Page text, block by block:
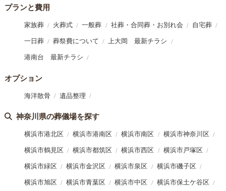
プランと費用
家族葬 火葬式 一般葬 社葬・合同葬・お別れ会 自宅葬
一日葬 葬祭費について 上大岡 最新チラシ
港南台 最新チラシ
オプション
海洋散骨 遺品整理
神奈川県の葬儀場を探す
横浜市港北区 横浜市港南区 横浜市南区 横浜市神奈川区
横浜市鶴見区 横浜市都筑区 横浜市西区 横浜市戸塚区
横浜市緑区 横浜市金沢区 横浜市泉区 横浜市磯子区
横浜市旭区 横浜市青葉区 横浜市中区 横浜市保土ケ谷区